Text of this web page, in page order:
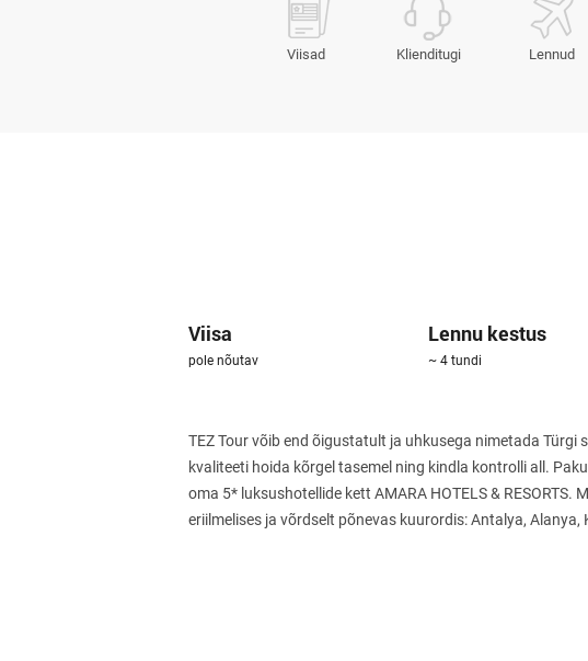
Viisad Klienditugi Lennud
Viisa
pole nõutav
Lennu kestus
~ 4 tundi
TEZ Tour võib end õigustatult ja uhkusega nimetada
kvaliteeti hoida kõrgel tasemel ning kindla kontrolli all.
oma 5* luksushotellide kett AMARA HOTELS &
eriilmelises ja võrdselt põnevas kuurordis: Antalya, Alanya,